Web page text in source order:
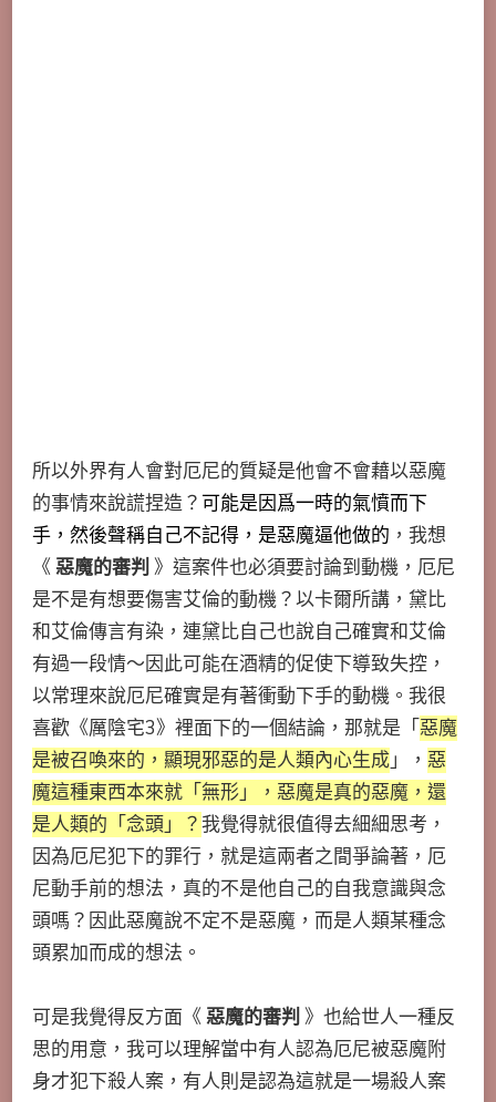
所以外界有人會對厄尼的質疑是他會不會藉以惡魔
的事情來說謊捏造？ 可能是因爲一時的氣憤而下
手，然後聲稱自己不記得，是惡魔逼他做的 ，我想
《惡魔的審判》這案件也必須要討論到動機，厄尼
是不是有想要傷害艾倫的動機？以卡爾所講，黛比
和艾倫傳言有染，連黛比自己也說自己確實和艾倫
有過一段情～因此可能在酒精的促使下導致失控，
以常理來說厄尼確實是有著衝動下手的動機。我很
喜歡《厲陰宅3》裡面下的一個結論，那就是「惡魔
是被召喚來的，顯現邪惡的是人類內心生成」， 惡
魔這種東西本來就「無形」，惡魔是真的惡魔，還
是人類的「念頭」？我覺得就很值得去細細思考，
因為厄尼犯下的罪行，就是這兩者之間爭論著，厄
尼動手前的想法，真的不是他自己的自我意識與念
頭嗎？因此惡魔說不定不是惡魔，而是人類某種念
頭累加而成的想法。
可是我覺得反方面《惡魔的審判》也給世人一種反
思的用意，我可以理解當中有人認為厄尼被惡魔附
身才犯下殺人案，有人則是認為這就是一場殺人案